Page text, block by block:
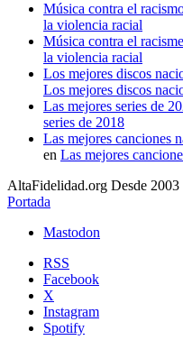
Música contra el
la violencia racial
Música contra el
la violencia racial
Los mejores discos
Los mejores discos
Las mejores series de
series de 2018
Las mejores canciones
en Las mejores
AltaFidelidad.org Desde 2003
Portada
Mastodon
RSS
Facebook
X
Instagram
Spotify